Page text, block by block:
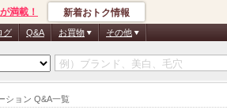
ション Q&A一覧
満載！ 新着おトク情報
グ Q&A お買物 その他